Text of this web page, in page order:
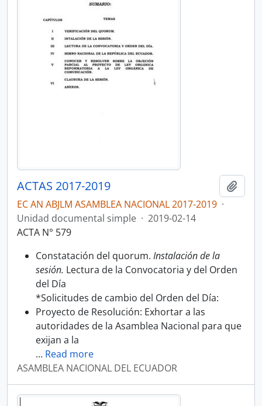
ACTAS 2017-2019
EC AN ABJLM ASAMBLEA NACIONAL 2017-2019 ·
Unidad documental simple · 2019-02-14
ACTA N° 579
Constatación del quorum. Instalación de la
sesión. Lectura de la Convocatoria y del Orden
del Día
*Solicitudes de cambio del Orden del Día:
Proyecto de Resolución: Exhortar a las
autoridades de la Asamblea Nacional para que
exijan a la
… Read more
ASAMBLEA NACIONAL DEL ECUADOR